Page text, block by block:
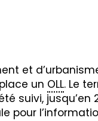
et
un OLL. Le
suivi, jusqu’en
pour